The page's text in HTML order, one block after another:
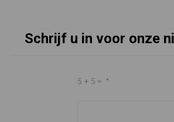
Schrijf u in voor onze
5 + 5 = *